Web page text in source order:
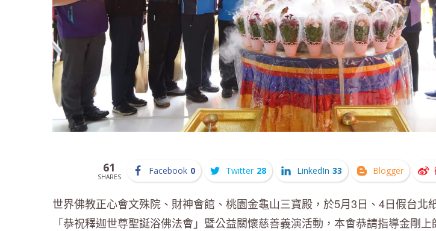
61
SHARES
Facebook 0 Twitter 28 LinkedIn 33 Blogger
世界佛教正心會文殊院、財神會館、桃園金龜山三寶殿，於5月3日、4日假台北
「恭祝釋迦世尊聖誕浴佛法會」暨公益關懷慈善義演活動，本會恭請指導金剛